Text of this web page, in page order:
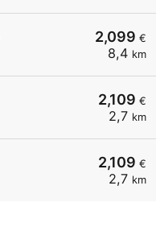
2,099 €
8,4 km
2,109 €
2,7 km
2,109 €
2,7 km